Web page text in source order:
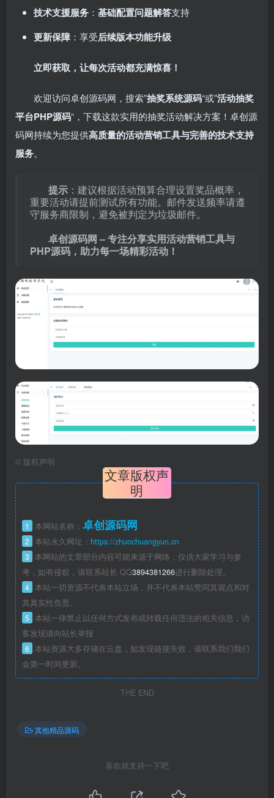
技术支援服务 ： 基础配置问题解答支持
更新保障 ：享受后续版本功能升级
立即获取，让每次活动都充满惊喜！
欢迎访问卓创源码网，搜索”抽奖系统源码“或”活动抽奖
平台PHP源码“，下载这款实用的抽奖活动解决方案！卓创源
码网持续为您提供高质量的活动营销工具与完善的技术支持
服务。
提示 ：建议根据活动预算合理设置奖品概率，
重要活动请提前测试所有功能。邮件发送频率请遵
守服务商限制，避免被判定为垃圾邮件。
卓创源码网 – 专注分享实用活动营销工具与
PHP源码，助力每一场精彩活动！
© 版权声明
文章版权声
明
1 本网站名称： 卓创源码网
2 本站永久网址： https://zhuochuangyun.cn
3 本网站的文章部分内容可能来源于网络，仅供大家学习与参
考，如有侵权，请联系站长 QQ3894381266进行删除处理。
4 本站一切资源不代表本站立场，并不代表本站赞同其观点和对
其真实性负责。
5 本站一律禁止以任何方式发布或转载任何违法的相关信息，访
客发现请向站长举报
6 本站资源大多存储在云盘，如发现链接失效，请联系我们我们
会第一时间更新。
THE END
其他精品源码
喜欢就支持一下吧